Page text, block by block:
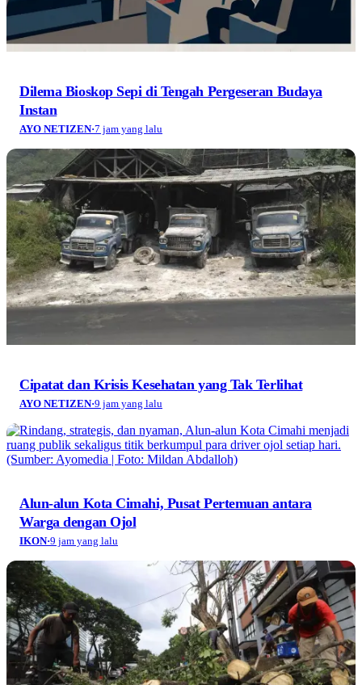
Dilema Bioskop Sepi di Tengah Pergeseran Budaya
Instan
AYO NETIZEN·7 jam yang lalu
Cipatat dan Krisis Kesehatan yang Tak Terlihat
AYO NETIZEN·9 jam yang lalu
Alun-alun Kota Cimahi, Pusat Pertemuan antara
Warga dengan Ojol
IKON·9 jam yang lalu